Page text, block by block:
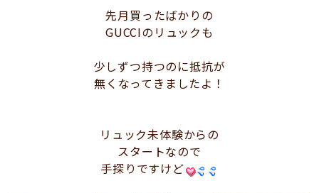
先月買ったばかりの
GUCCIのリュックも
少しずつ持つのに抵抗が
無くなってきましたよ！
リュック未体験からの
スタートなので
手探りですけど